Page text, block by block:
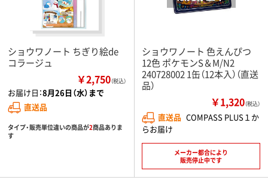
ショウワノート ちぎり絵de
コラージュ
￥2,750（税込）
お届け日：8月26日（水）まで
直送品
タイプ・販売単位違いの商品が2商品ありま
す
ショウワノート 色えんぴつ
12色 ポケモンS＆M/N2
240728002 1缶（12本入）（直送
品）
￥1,320（税込）
直送品 COMPASS PLUS１か
らお届け
メーカー都合により
販売停止中です